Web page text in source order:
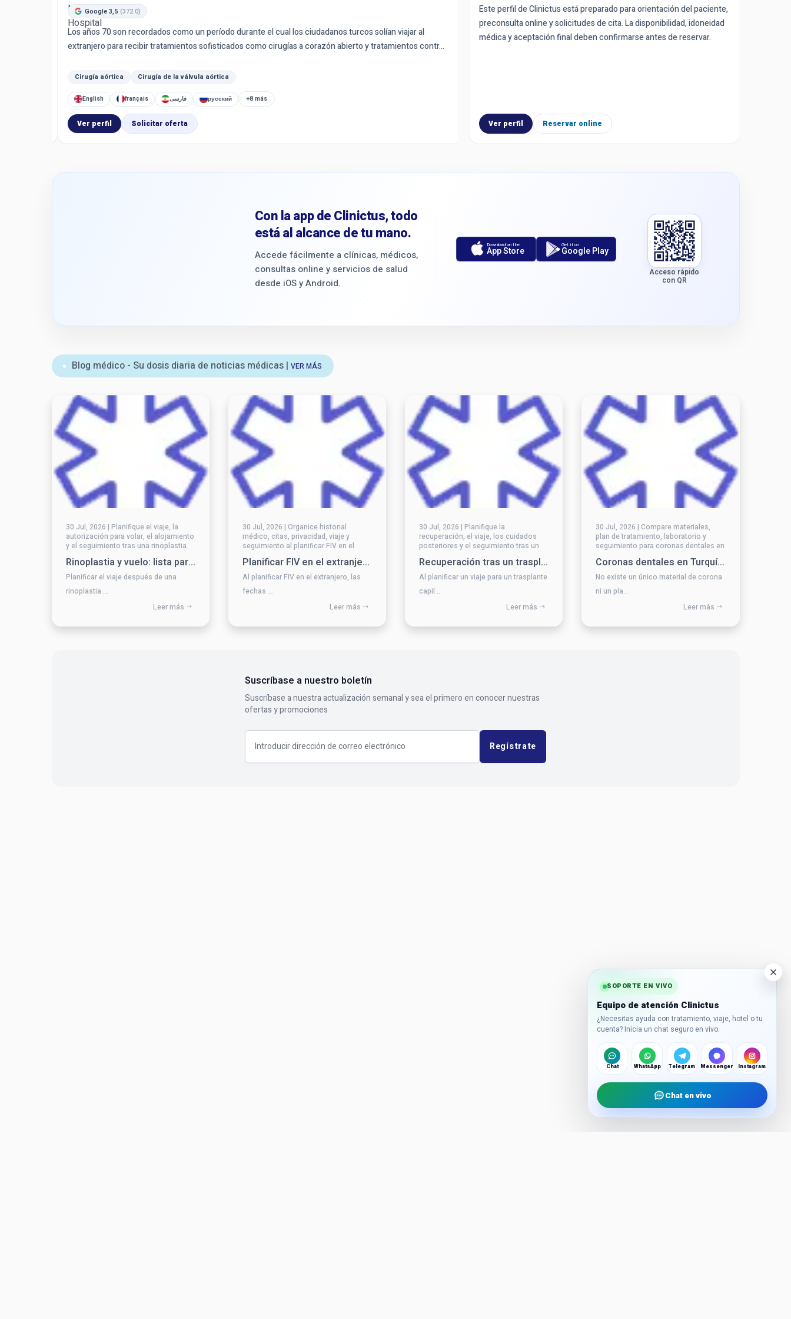
Google 3,5 (372.0)
Los años 70 son recordados como un período durante el cual los ciudadanos turcos solían viajar al
extranjero para recibir tratamientos sofisticados como cirugías a corazón abierto y tratamientos contr...
Cirugía aórtica Cirugía de la válvula aórtica
English français فارسی русский +8 más
Ver perfil Solicitar oferta
Trustpilot 4,0 (6.0) Google 4,0 (2606.0)
Con 25 años de experiencia médica internacional, el Hospital Lokman Hekim Health
Ver perfil Solicitar oferta
solicitudes de cita. La disponibilidad, idoneidad médica y aceptación
final deben confirmarse antes de reservar.
Este perfil de Clinictus está preparado para orientación del paciente,
preconsulta online y solicitudes de cita. La disponibilidad, idoneidad
médica y aceptación final deben confirmarse antes de reservar.
Ver perfil Reservar online
Con la app de Clinictus, todo
está al alcance de tu mano.
Accede fácilmente a clínicas, médicos,
consultas online y servicios de salud
desde iOS y Android.
Download on the
App Store
Get it on
Google Play
Acceso rápido
con QR
Blog médico - Su dosis diaria de noticias médicas | VER MÁS
30 Jul, 2026 | Planifique el viaje, la
autorización para volar, el alojamiento
y el seguimiento tras una rinoplastia.
Rinoplastia y vuelo: lista para la recuperación y el viaje
Planificar el viaje después de una
rinoplastia ...
Leer más
30 Jul, 2026 | Organice historial
médico, citas, privacidad, viaje y
seguimiento al planificar FIV en el
Planificar FIV en el extranjero: historial, citas y seguimiento
Al planificar FIV en el extranjero, las
fechas ...
Leer más
30 Jul, 2026 | Planifique la
recuperación, el viaje, los cuidados
posteriores y el seguimiento tras un
Recuperación tras un trasplante capilar: viaje y cuidados posteriores
Al planificar un viaje para un trasplante
capil...
Leer más
30 Jul, 2026 | Compare materiales,
plan de tratamiento, laboratorio y
seguimiento para coronas dentales en
Coronas dentales en Turquía: materiales, tiempos y preguntas
No existe un único material de corona
ni un pla...
Leer más
Suscríbase a nuestro boletín
Suscríbase a nuestra actualización semanal y sea el primero en conocer nuestras
ofertas y promociones
Email address
Regístrate
SOPORTE EN VIVO
Equipo de atención Clinictus
¿Necesitas ayuda con tratamiento, viaje, hotel o tu
cuenta? Inicia un chat seguro en vivo.
Chat WhatsApp Telegram Messenger Instagram
Chat en vivo